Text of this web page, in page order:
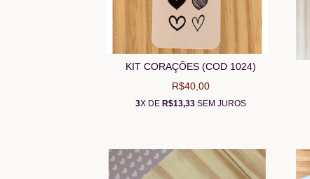
KIT CORAÇÕES (COD 1024)
R$40,00
3X DE R$13,33 SEM JUROS